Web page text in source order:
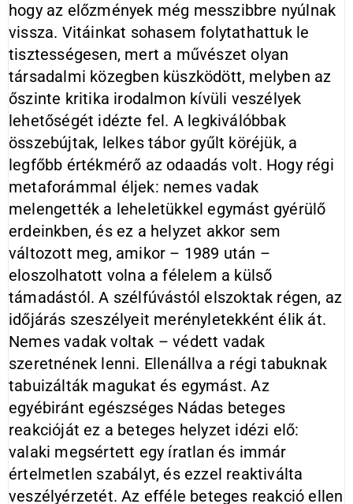
hogy az előzmények még messzibbre nyúlnak
vissza. Vitáinkat sohasem folytathattuk le
tisztességesen, mert a művészet olyan
társadalmi közegben küszködött, melyben az
őszinte kritika irodalmon kívüli veszélyek
lehetőségét idézte fel. A legkiválóbbak
összebújtak, lelkes tábor gyűlt köréjük, a
legfőbb értékmérő az odaadás volt. Hogy régi
metaforámmal éljek: nemes vadak
melengették a leheletükkel egymást gyérülő
erdeinkben, és ez a helyzet akkor sem
változott meg, amikor – 1989 után –
eloszolhatott volna a félelem a külső
támadástól. A szélfúvástól elszoktak régen, az
időjárás szeszélyeit merényletekként élik át.
Nemes vadak voltak – védett vadak
szeretnének lenni. Ellenállva a régi tabuknak
tabuizálták magukat és egymást. Az
egyébiránt egészséges Nádas beteges
reakcióját ez a beteges helyzet idézi elő:
valaki megsértett egy íratlan és immár
értelmetlen szabályt, és ezzel reaktiválta
veszélyérzetét. Az efféle beteges reakció ellen